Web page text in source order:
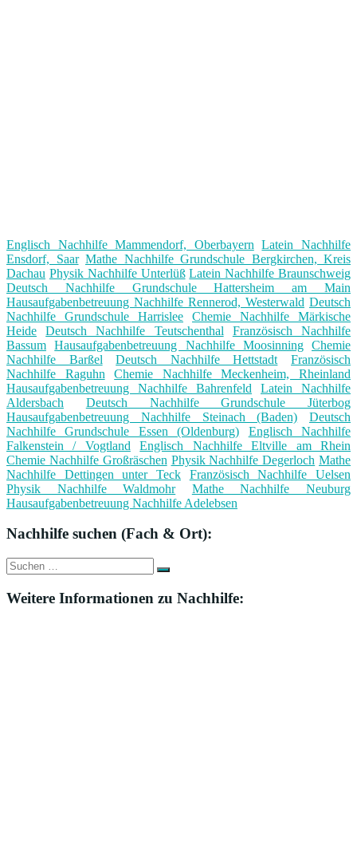
Englisch Nachhilfe Mammendorf, Oberbayern
Latein Nachhilfe
Ensdorf, Saar Mathe Nachhilfe Grundschule Bergkirchen, Kreis
Dachau Physik Nachhilfe Unterlüß Latein Nachhilfe Braunschweig
Deutsch Nachhilfe Grundschule Hattersheim am Main
Hausaufgabenbetreuung Nachhilfe Rennerod, Westerwald Deutsch
Nachhilfe Grundschule Harrislee
Chemie Nachhilfe Märkische
Heide
Deutsch Nachhilfe Teutschenthal
Französisch Nachhilfe
Bassum
Hausaufgabenbetreuung Nachhilfe Moosinning
Chemie
Nachhilfe Barßel
Deutsch Nachhilfe Hettstadt
Französisch
Nachhilfe Raguhn
Chemie Nachhilfe Meckenheim, Rheinland
Hausaufgabenbetreuung Nachhilfe Bahrenfeld
Latein Nachhilfe
Aldersbach
Deutsch Nachhilfe Grundschule Jüterbog
Hausaufgabenbetreuung Nachhilfe Steinach (Baden)
Deutsch
Nachhilfe Grundschule Essen (Oldenburg)
Englisch Nachhilfe
Falkenstein / Vogtland
Englisch Nachhilfe Eltville am Rhein
Chemie Nachhilfe Großräschen Physik Nachhilfe Degerloch Mathe
Nachhilfe Dettingen unter Teck
Französisch Nachhilfe Uelsen
Physik Nachhilfe Waldmohr
Mathe Nachhilfe Neuburg
Hausaufgabenbetreuung Nachhilfe Adelebsen
Nachhilfe suchen (Fach & Ort):
Suche
nach:
Suchen
Weitere Informationen zu Nachhilfe: